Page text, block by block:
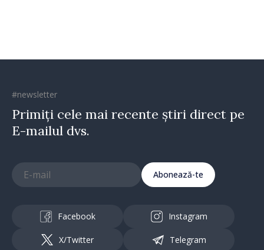
#newsletter
Primiți cele mai recente știri direct pe
E-mailul dvs.
Abonează-te
Facebook Instagram
X/Twitter Telegram